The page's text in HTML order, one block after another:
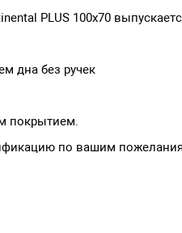
PLUS 100х70
дна без ручек
покрытием.
по вашим